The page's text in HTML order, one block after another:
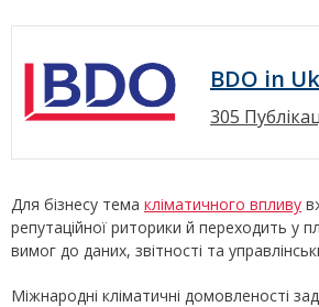
BDO in
305
Для бізнесу тема кліматичного впливу
репутаційної риторики й переходить у
вимог до даних, звітності та
Міжнародні кліматичні домовленості